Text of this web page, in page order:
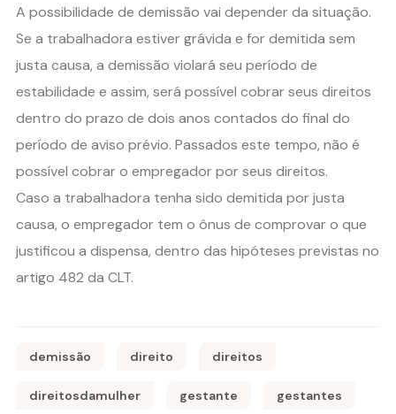
A possibilidade de demissão vai depender da situação.
Se a trabalhadora estiver grávida e for demitida sem
justa causa, a demissão violará seu período de
estabilidade e assim, será possível cobrar seus direitos
dentro do prazo de dois anos contados do final do
período de aviso prévio. Passados este tempo, não é
possível cobrar o empregador por seus direitos.
Caso a trabalhadora tenha sido demitida por justa
causa, o empregador tem o ônus de comprovar o que
justificou a dispensa, dentro das hipóteses previstas no
artigo 482 da CLT.
demissão direito direitos
direitosdamulher gestante gestantes